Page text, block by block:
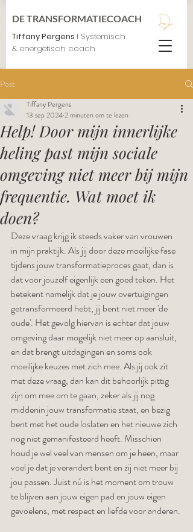
DE TRANSFORMATIECOACH
Tiffany Pergens I Systemisch
& energetisch coach
Post
Help! Door mijn innerlijke
heling past mijn sociale
omgeving niet meer bij mijn
frequentie. Wat moet ik
doen?
Tiffany Pergens
13 sep 20242 minuten om te lezen
Deze vraag krijg ik steeds vaker van vrouwen
in mijn praktijk. Als jij door deze moeilijke fase
tijdens jouw transformatieproces gaat, dan is
dat voor jouzelf eigenlijk een goed teken. Het
betekent namelijk dat je jouw overtuigingen
getransformeerd hebt, jij bent niet meer 'de
oude'. Het gevolg hiervan is echter dat jouw
omgeving daar mogelijk niet meer op aansluit,
en dat brengt uitdagingen en soms ook
moeilijke keuzes met zich mee. Als jij ook zit
met deze vraag, dan kan dit behoorlijk pittig
zijn om mee om te gaan, zeker als jij nog
middenin jouw transformatie staat, en bezig
bent met het oude loslaten en het nieuwe zich
nog niet gemanifesteerd heeft. Misschien
houd je wel veel van mensen om je heen, maar
voel je dat je verandert bent en zij niet meer bij
jou passen. Juist nú is het moment om trouw
te blijven aan jouw eigen pad en jouw eigen
gevoelens, met respect en liefde voor anderen.